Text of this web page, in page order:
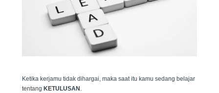
Ketika kerjamu tidak dihargai, maka saat itu kamu sedang belajar
tentang KETULUSAN .